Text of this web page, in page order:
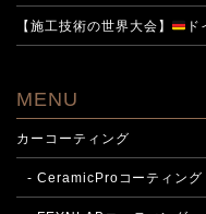
【施工技術の世界大会】
MENU
カーコーティング
- CeramicProコーティング